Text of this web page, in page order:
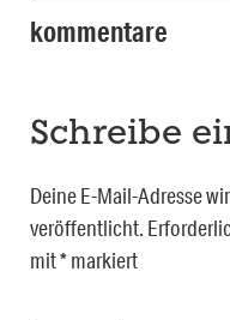
kommentare
Schreibe
Deine E-Mail-Adresse
veröffentlicht.
mit*markiert